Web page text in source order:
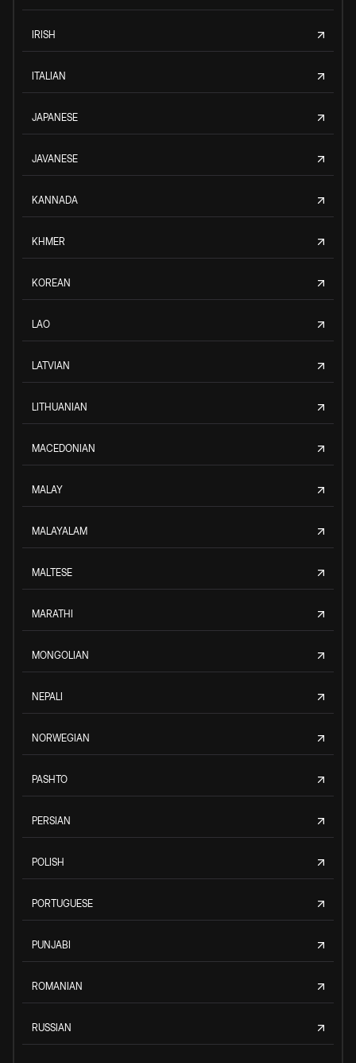
IRISH
ITALIAN
JAPANESE
JAVANESE
KANNADA
KHMER
KOREAN
LAO
LATVIAN
LITHUANIAN
MACEDONIAN
MALAY
MALAYALAM
MALTESE
MARATHI
MONGOLIAN
NEPALI
NORWEGIAN
PASHTO
PERSIAN
POLISH
PORTUGUESE
PUNJABI
ROMANIAN
RUSSIAN